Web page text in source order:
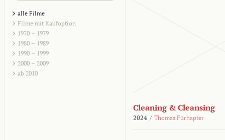
alle Filme
Filme mit Kaufoption
1970 – 1979
1980 – 1989
1990 – 1999
2000 – 2009
ab 2010
Cleaning & Cleansing
2024 / Thomas Fürhapter